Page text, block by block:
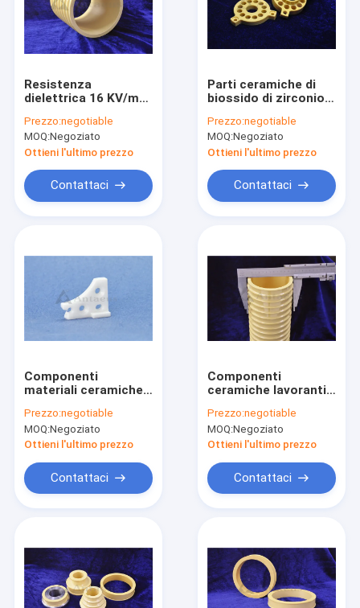
Prodotti
Video
Resistenza
dielettrica 16 KV/mm
di biossido di
zirconio di KV/mm
Prezzo:negotiable
MOQ:Negoziato
Ottieni l'ultimo prezzo
Contattaci
Parti ceramiche di
biossido di zirconio
isostatica per
industria
petrochimica
Prezzo:negotiable
MOQ:Negoziato
Ottieni l'ultimo prezzo
Contattaci
Componenti
materiali ceramiche
IATF16949 di
biossido di zirconio
Prezzo:negotiable
MOQ:Negoziato
Ottieni l'ultimo prezzo
Contattaci
Componenti
ceramiche lavoranti
di biossido di
zirconio
Prezzo:negotiable
MOQ:Negoziato
Ottieni l'ultimo prezzo
Contattaci